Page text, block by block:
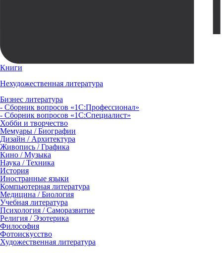
Книги
Нехудожественная литература
Бизнес литература
- Сборник вопросов «1С:Профессионал»
- Сборник вопросов «1С:Специалист»
Хобби и творчество
Мемуары / Биографии
Дизайн / Архитектура
Живопись / Графика
Кино / Музыка
Наука / Техника
История
Иностранные языки
Компьютерная литература
Медицина / Биология
Учебная литература
Психология / Саморазвитие
Религия / Эзотерика
Философия
Фотоискусство
Художественная литература